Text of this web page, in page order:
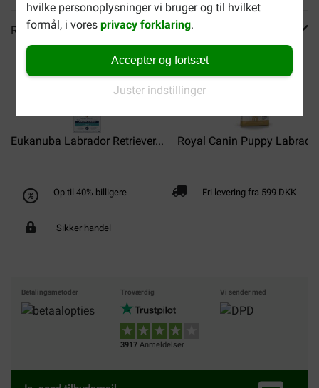
hvilke personoplysninger vi bruger og til hvilket
formål, i voresprivacy forklaring.
Accepter og fortsæt
Juster indstillinger
Reviews
Eukanuba Labrador Retriever... Royal Canin Puppy
Op til 40% billigere Fri levering fra 599 DKK
Sikker handel
Betalingsmetoder Troværdig
3917 Anmeldelser
Vi sender med